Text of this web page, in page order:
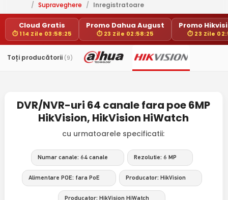
/ Supraveghere / Inregistratoare
Cloud Gratis
⏱ 114 Zile 03:58:25
Promo Dahua August
⏱ 23 Zile 02:58:25
Promo
⏱ 23 Zile
Toți producătorii (9)
DVR/NVR-uri 64 canale fara poe 6MP
HikVision, HikVision HiWatch
cu urmatoarele specificatii:
Numar canale: 64 canale Rezolutie: 6 MP
Alimentare POE: fara PoE Producator: HikVision
Producator: HikVision HiWatch